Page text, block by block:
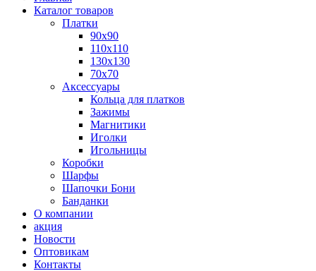
Каталог товаров
Платки
90x90
110x110
130x130
70х70
Аксессуары
Кольца для платков
Зажимы
Магнитики
Иголки
Игольницы
Коробки
Шарфы
Шапочки Бони
Банданки
О компании
акция
Новости
Оптовикам
Контакты